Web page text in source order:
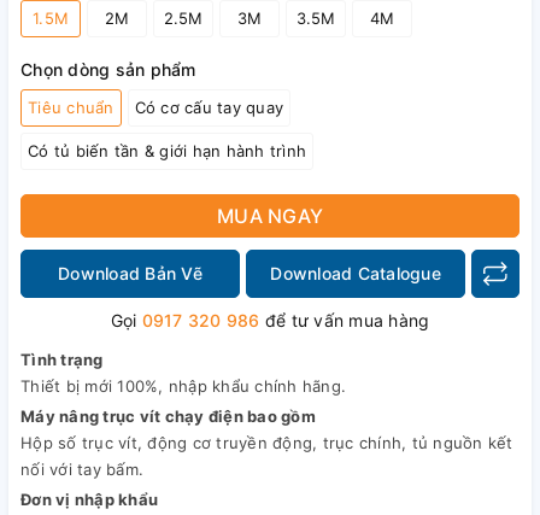
1.5M 2M 2.5M 3M 3.5M 4M
Chọn dòng sản phẩm
Tiêu chuẩn Có cơ cấu tay quay
Có tủ biến tần & giới hạn hành trình
MUA NGAY
Download Bản Vẽ Download Catalogue
Gọi 0917 320 986 để tư vấn mua hàng
Tình trạng
Thiết bị mới 100%, nhập khẩu chính hãng.
Máy nâng trục vít chạy điện bao gồm
Hộp số trục vít, động cơ truyền động, trục chính, tủ nguồn kết
nối với tay bấm.
Đơn vị nhập khẩu